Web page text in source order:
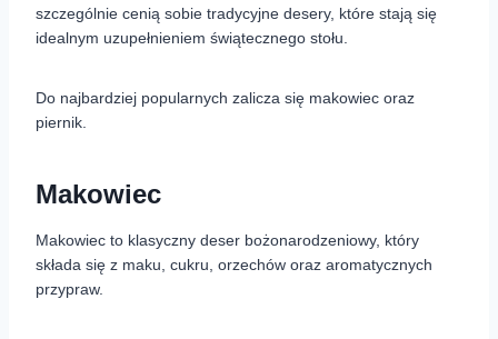
szczególnie cenią sobie tradycyjne desery, które stają się
idealnym uzupełnieniem świątecznego stołu.
Do najbardziej popularnych zalicza się makowiec oraz
piernik.
Makowiec
Makowiec to klasyczny deser bożonarodzeniowy, który
składa się z maku, cukru, orzechów oraz aromatycznych
przypraw.